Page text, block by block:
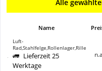
Alle
Name
Luft-
Rad,Stahlfelge,Rollenlager,Rille
Lieferzeit 25
Werktage